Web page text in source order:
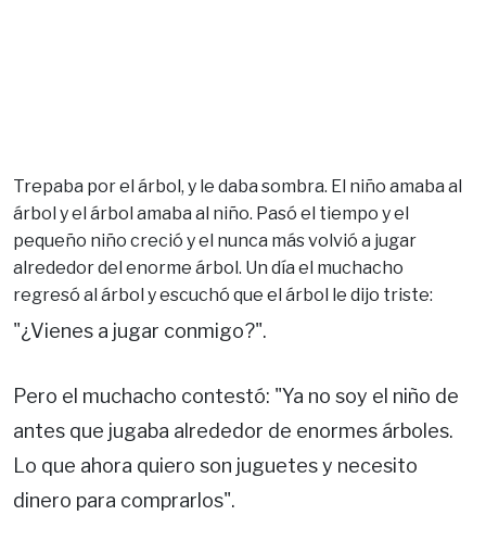
Trepaba por el árbol, y le daba sombra. El niño amaba al
árbol y el árbol amaba al niño. Pasó el tiempo y el
pequeño niño creció y el nunca más volvió a jugar
alrededor del enorme árbol. Un día el muchacho
regresó al árbol y escuchó que el árbol le dijo triste:
"¿Vienes a jugar conmigo?".
Pero el muchacho contestó: "Ya no soy el niño de
antes que jugaba alrededor de enormes árboles.
Lo que ahora quiero son juguetes y necesito
dinero para comprarlos".